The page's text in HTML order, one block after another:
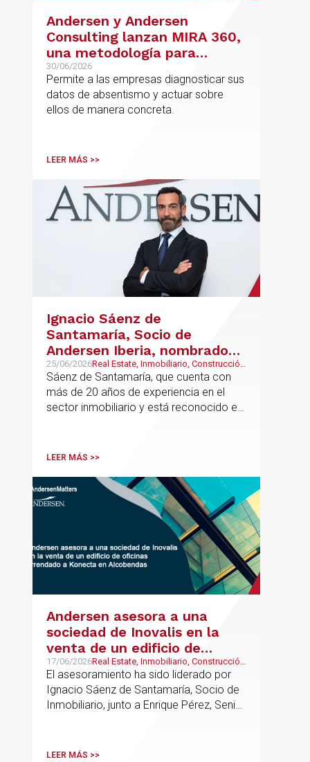
Andersen y Andersen
Consulting lanzan MIRA 360,
una metodología para
reducir el absentismo de
forma estructurada y
sostenible
30/06/2026
Permite a las empresas diagnosticar sus
datos de absentismo y actuar sobre
ellos de manera concreta.
LEER MÁS >>
Ignacio Sáenz de
Santamaría, Socio de
Andersen Iberia, nombrado
director europeo de
Inmobiliario de Andersen
25/06/2026Real Estate, Inmobiliario, Construcción
y Urbanismo
Sáenz de Santamaría, que cuenta con
más de 20 años de experiencia en el
sector inmobiliario y está reconocido en
codirigirá el EU Real Estate Industry
UK.
LEER MÁS >>
Andersen asesora a una
sociedad de Inovalis en la
venta de un edificio de
oficinas arrendado a Konecta
en Alcobendas
17/06/2026Real Estate, Inmobiliario, Construcción
y Urbanismo
El asesoramiento ha sido liderado por
Ignacio Sáenz de Santamaría, Socio de
Inmobiliario, junto a Enrique Pérez, Senior
LEER MÁS >>